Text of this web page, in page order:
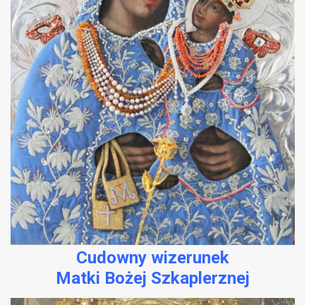
Cudowny wizerunek
Matki Bożej Szkaplerznej